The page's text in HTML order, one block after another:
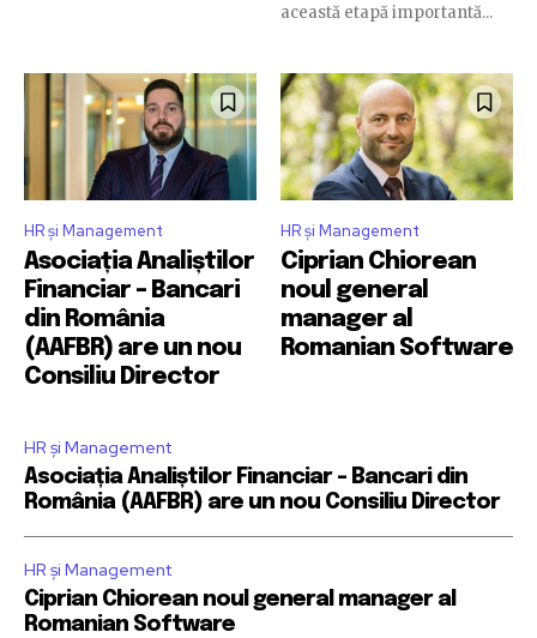
această etapă importantă...
HR și Management
Asociația Analiștilor
Financiar – Bancari
din România
(AAFBR) are un nou
Consiliu Director
HR și Management
Ciprian Chiorean
noul general
manager al
Romanian Software
HR și Management
Asociația Analiștilor Financiar – Bancari din
România (AAFBR) are un nou Consiliu Director
HR și Management
Ciprian Chiorean noul general manager al
Romanian Software